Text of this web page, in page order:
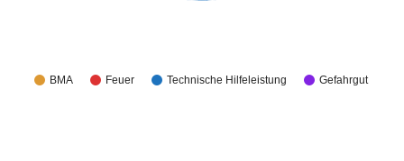
BMA Feuer Technische Hilfeleistung Gefahrgut